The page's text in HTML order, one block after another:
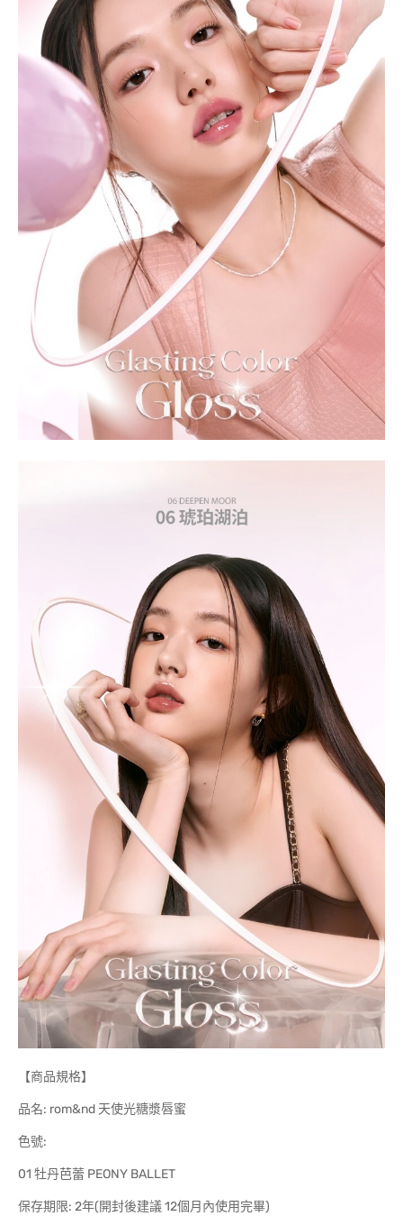
【商品規格】
品名: rom&nd 天使光糖漿唇蜜
色號:
01 牡丹芭蕾 PEONY BALLET
保存期限: 2年(開封後建議 12個月內使用完畢)